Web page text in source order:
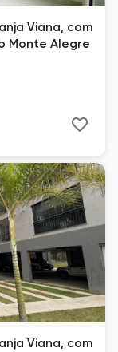
Viana, com
Monte Alegre
Viana, com